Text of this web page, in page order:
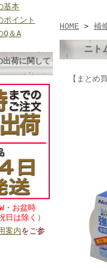
基本
ポイント
Q＆A
出荷に関して
・お盆時
日は除く）
案内をご参
HOME > 補
ニト
【まとめ